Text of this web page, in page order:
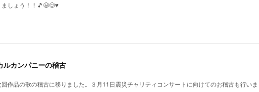
しょう！！🎵😆😊♥️
ルカンパニーの稽古
作品の歌の稽古に移りました。３月11日震災チャリティコンサートに向けてのお稽古も行い